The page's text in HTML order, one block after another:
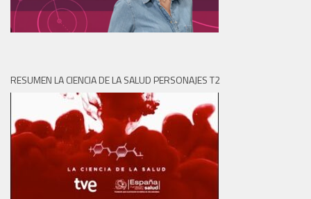
RESUMEN LA CIENCIA DE LA SALUD PERSONAJES T2